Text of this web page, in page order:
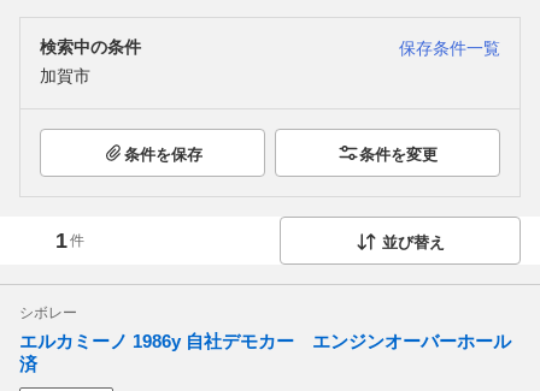
検索中の条件
保存条件一覧
加賀市
条件を保存 条件を変更
1件 並び替え
シボレー
エルカミーノ 1986y 自社デモカー エンジンオーバーホール
済